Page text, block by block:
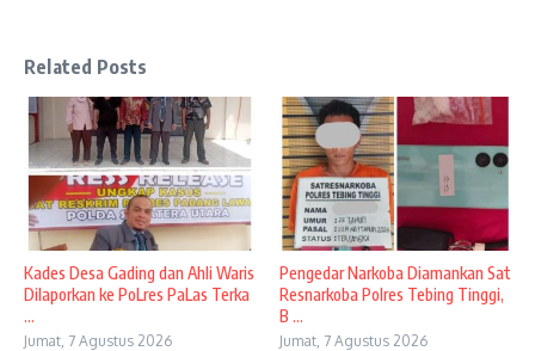
Related Posts
Kades Desa Gading dan Ahli Waris
Dilaporkan ke PoLres PaLas Terka
...
Jumat, 7 Agustus 2026
Pengedar Narkoba Diamankan Sat
Resnarkoba Polres Tebing Tinggi,
B ...
Jumat, 7 Agustus 2026